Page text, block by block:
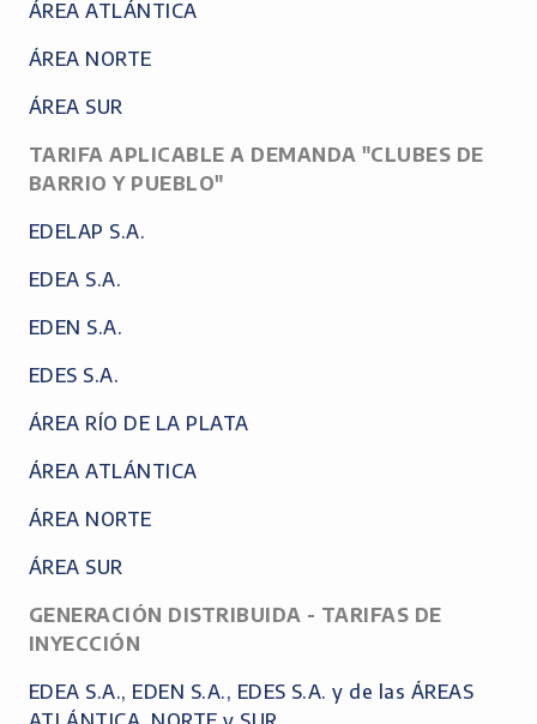
ÁREA ATLÁNTICA
ÁREA NORTE
ÁREA SUR
TARIFA APLICABLE A DEMANDA "CLUBES DE
BARRIO Y PUEBLO"
EDELAP S.A.
EDEA S.A.
EDEN S.A.
EDES S.A.
ÁREA RÍO DE LA PLATA
ÁREA ATLÁNTICA
ÁREA NORTE
ÁREA SUR
GENERACIÓN DISTRIBUIDA - TARIFAS DE
INYECCIÓN
EDEA S.A., EDEN S.A., EDES S.A. y de las ÁREAS